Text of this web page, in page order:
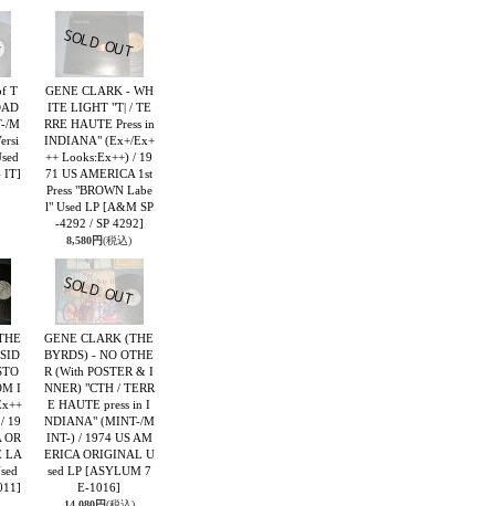
T
M
IT]
GENE CLARK - WH
ITE LIGHT "T| / TE
RRE HAUTE Press in
INDIANA" (Ex+/Ex+
++ Looks:Ex++) / 19
71 US AMERICA 1st
Press "BROWN Labe
l" Used LP [A&M SP
-4292 / SP 4292]
8,580円(税込)
I
19
OR
LA
GENE CLARK (THE
BYRDS) - NO OTHE
R (With POSTER & I
NNER) "CTH / TERR
E HAUTE press in I
NDIANA" (MINT-/M
INT-) / 1974 US AM
ERICA ORIGINAL U
sed LP [ASYLUM 7
E-1016]